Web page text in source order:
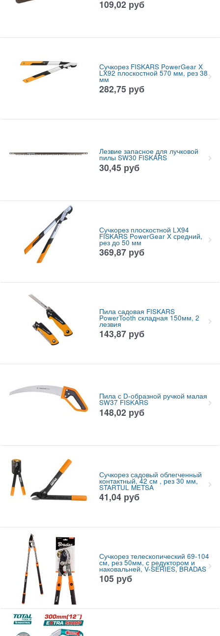
109,02 руб
Сучкорез FISKARS PowerGear X
LX92 плоскостной 570 мм, рез 38
мм
282,75 руб
Лезвие запасное для лучковой
пилы SW30 FISKARS
30,45 руб
Сучкорез плоскостной LX94
FISKARS PowerGear X средний,
рез до 50 мм
369,87 руб
Пила садовая FISKARS
PowerTooth складная 150мм, 2
лезвия
143,87 руб
Пила с D-образной ручкой малая
SW37 FISKARS
148,02 руб
Сучкорез садовый облегченный
контактный, 42 см , рез 30 мм,
STARTUL METSA
41,04 руб
Сучкорез телескопический 69-104
см, рез 50мм, с редуктором и
наковальней, V-SERIES, BRADAS
105 руб